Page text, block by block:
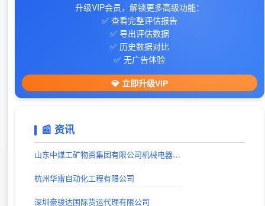
入站时间：2024-04-26
606导航网_常用网址大全_生活服务_让上网更顺溜
出站时间：
出站时间：
升级VIP会员，解锁更多高级功能：
✅ 查看完整评估报告
✅ 导出评估数据
✅ 历史数据对比
✅ 无广告体验
💎 立即升级VIP
📰 资讯
山东中煤工矿物资集团有限公司机械电器制造分公司
杭州华雷自动化工程有限公司
深圳豪骏达国际货运代理有限公司